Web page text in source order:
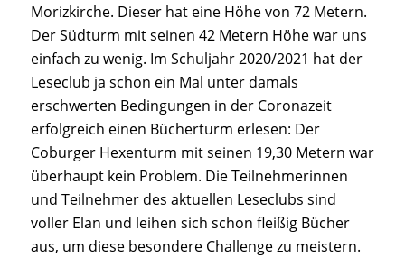
Morizkirche. Dieser hat eine Höhe von 72 Metern.
Der Südturm mit seinen 42 Metern Höhe war uns
einfach zu wenig. Im Schuljahr 2020/2021 hat der
Leseclub ja schon ein Mal unter damals
erschwerten Bedingungen in der Coronazeit
erfolgreich einen Bücherturm erlesen: Der
Coburger Hexenturm mit seinen 19,30 Metern war
überhaupt kein Problem. Die Teilnehmerinnen
und Teilnehmer des aktuellen Leseclubs sind
voller Elan und leihen sich schon fleißig Bücher
aus, um diese besondere Challenge zu meistern.